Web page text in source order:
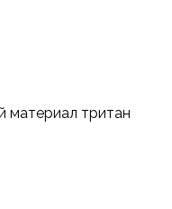
её
ремешком для
вам
а
питье даже на
материал тритан